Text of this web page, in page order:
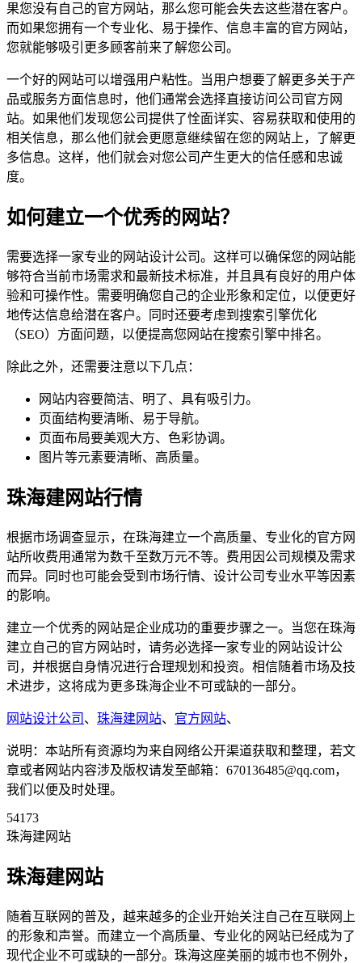
果您没有自己的官方网站，那么您可能会失去这些潜在客户。
而如果您拥有一个专业化、易于操作、信息丰富的官方网站，
您就能够吸引更多顾客前来了解您公司。
一个好的网站可以增强用户粘性。当用户想要了解更多关于产
品或服务方面信息时，他们通常会选择直接访问公司官方网
站。如果他们发现您公司提供了恮面详实、容易获取和使用的
相关信息，那么他们就会更愿意继续留在您的网站上，了解更
多信息。这样，他们就会对您公司产生更大的信任感和忠诚
度。
如何建立一个优秀的网站？
需要选择一家专业的网站设计公司。这样可以确保您的网站能
够符合当前市场需求和最新技术标准，并且具有良好的用户体
验和可操作性。需要明确您自己的企业形象和定位，以便更好
地传达信息给潜在客户。同时还要考虑到搜索引擎优化
（SEO）方面问题，以便提高您网站在搜索引擎中排名。
除此之外，还需要注意以下几点：
网站内容要简洁、明了、具有吸引力。
页面结构要清晰、易于导航。
页面布局要美观大方、色彩协调。
图片等元素要清晰、高质量。
珠海建网站行情
根据市场调查显示，在珠海建立一个高质量、专业化的官方网
站所收费用通常为数千至数万元不等。费用因公司规模及需求
而异。同时也可能会受到市场行情、设计公司专业水平等因素
的影响。
建立一个优秀的网站是企业成功的重要步骤之一。当您在珠海
建立自己的官方网站时，请务必选择一家专业的网站设计公
司，并根据自身情况进行合理规划和投资。相信随着市场及技
术进步，这将成为更多珠海企业不可或缺的一部分。
网站设计公司 、 珠海建网站、 官方网站、
说明：本站所有资源均为来自网络公开渠道获取和整理，若文
章或者网站内容涉及版权请发至邮箱：670136485@qq.com，
我们以便及时处理。
54173
珠海建网站
珠海建网站
随着互联网的普及，越来越多的企业开始关注自己在互联网上
的形象和声誉。而建立一个高质量、专业化的网站已经成为了
现代企业不可或缺的一部分。珠海这座美丽的城市也不例外，